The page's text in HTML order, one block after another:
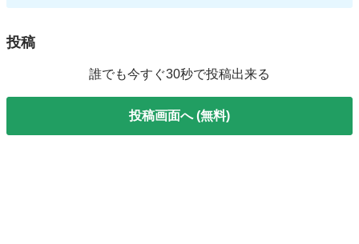
投稿
誰でも今すぐ30秒で投稿出来る
投稿画面へ (無料)